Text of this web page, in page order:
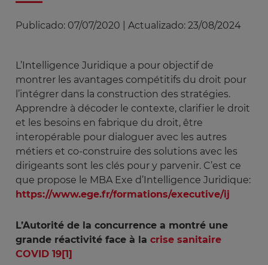
Publicado: 07/07/2020 Actualizado: 23/08/2024
L’Intelligence Juridique a pour objectif de
montrer les avantages compétitifs du droit pour
l’intégrer dans la construction des stratégies.
Apprendre à décoder le contexte, clarifier le droit
et les besoins en fabrique du droit, être
interopérable pour dialoguer avec les autres
métiers et co-construire des solutions avec les
dirigeants sont les clés pour y parvenir. C’est ce
que propose le MBA Exe d’Intelligence Juridique:
https://www.ege.fr/formations/executive/ij
L’Autorité de la concurrence a montré une
grande réactivité face à la crise sanitaire
COVID 19[1]